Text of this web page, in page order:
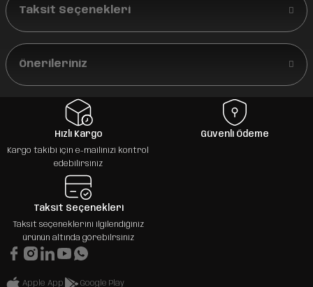
Taksit Seçenekleri
Önerileriniz
Hızlı Kargo
Kargo takibi için e-mailinizi kontrol
edebilirsiniz
Güvenli Ödeme
Taksit Seçenekleri
Taksit seçeneklerini ilgilendiğiniz
ürünün altında görebilrsiniz
Apple App Google Play